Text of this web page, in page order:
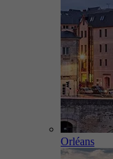
Orléans